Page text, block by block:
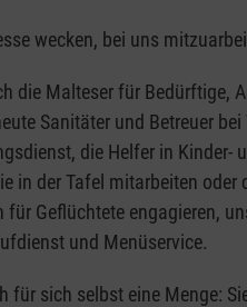
wecken, bei uns
die Malteser für Bedürftige,
Sanitäter und Betreuer
die Helfer in Kinder-
in der Tafel mitarbeiten
Geflüchtete engagieren,
und Menüservice.
für sich selbst eine Menge: